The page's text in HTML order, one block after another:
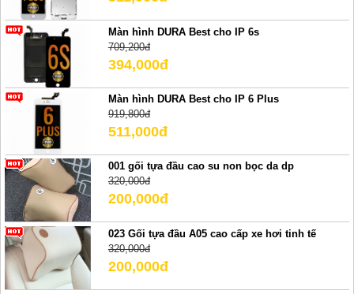
Màn hình DURA Best cho IP 6s
709,200đ
394,000đ
Màn hình DURA Best cho IP 6 Plus
919,800đ
511,000đ
001 gối tựa đầu cao su non bọc da dp
320,000đ
200,000đ
023 Gối tựa đầu A05 cao cấp xe hơi tinh tế
320,000đ
200,000đ